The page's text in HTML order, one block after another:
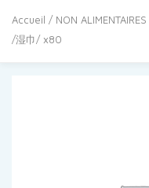
Accueil / NON ALIMENTAIRES
/湿巾/ x80